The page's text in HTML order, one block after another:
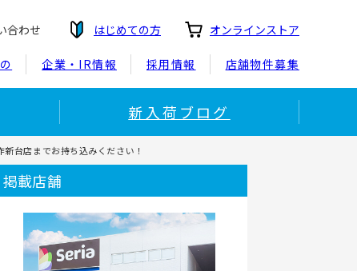
合わせ はじめての方 オンラインストア
企業・IR情報 採用情報 店舗物件募集
新入荷ブログ
台店までお持ち込みください！
掲載店舗